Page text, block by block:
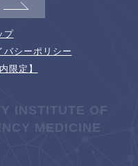
プ
バシーポリシー
限定】
INSTITUTE OF
MEDICINE